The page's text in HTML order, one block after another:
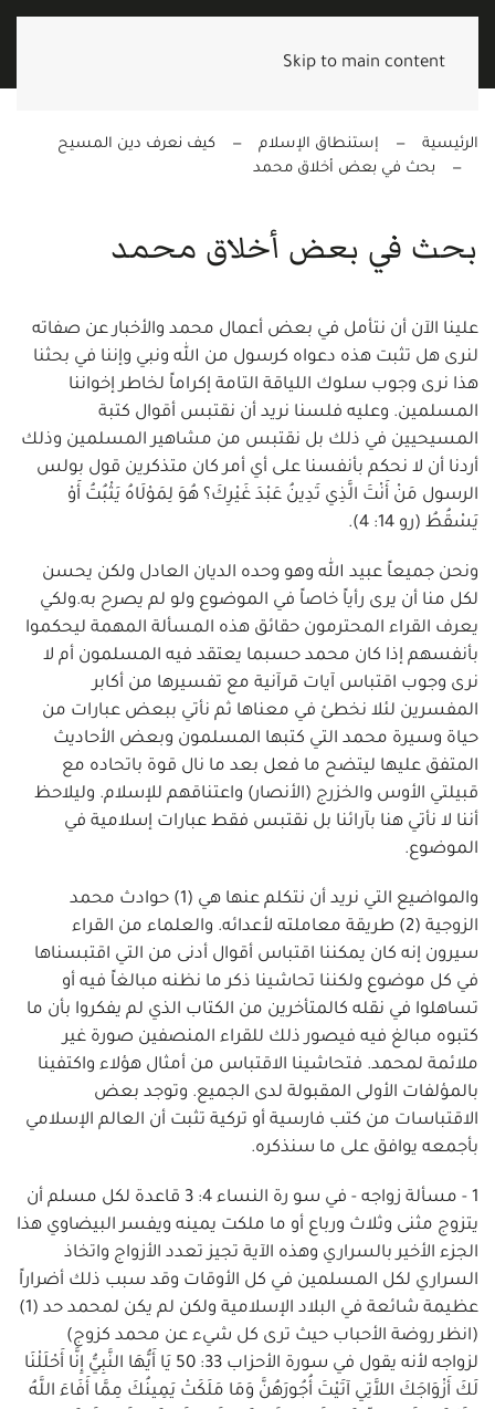
Skip to main content
الرئيسية إستنطاق الإسلام
كيف نعرف دين المسيح
بحث في بعض أخلاق محمد
بحث في بعض أخلاق محمد
علينا الآن أن نتأمل في بعض أعمال محمد والأخبار عن صفاته
لنرى هل تثبت هذه دعواه كرسول من الله ونبي وإننا في بحثنا
هذا نرى وجوب سلوك اللياقة التامة إكراماً لخاطر إخواننا
المسلمين. وعليه فلسنا نريد أن نقتبس أقوال كتبة
المسيحيين في ذلك بل نقتبس من مشاهير المسلمين وذلك
أردنا أن لا نحكم بأنفسنا على أي أمر كان متذكرين قول بولس
الرسول مَنْ أَنْتَ الَّذِي تَدِينُ عَبْدَ غَيْرِكَ؟ هُوَ لِمَوْلَاهُ يَثْبُتُ أَوْ
يَسْقُطُ (رو 14: 4).
ونحن جميعاً عبيد الله وهو وحده الديان العادل ولكن يحسن
لكل منا أن يرى رأياً خاصاً في الموضوع ولو لم يصرح به.ولكي
يعرف القراء المحترمون حقائق هذه المسألة المهمة ليحكموا
بأنفسهم إذا كان محمد حسبما يعتقد فيه المسلمون أم لا
نرى وجوب اقتباس آيات قرآنية مع تفسيرها من أكابر
المفسرين لئلا نخطئ في معناها ثم نأتي ببعض عبارات من
حياة وسيرة محمد التي كتبها المسلمون وبعض الأحاديث
المتفق عليها ليتضح ما فعل بعد ما نال قوة باتحاده مع
قبيلتي الأوس والخزرج (الأنصار) واعتناقهم للإسلام. وليلاحظ
أننا لا نأتي هنا بآرائنا بل نقتبس فقط عبارات إسلامية في
الموضوع.
والمواضيع التي نريد أن نتكلم عنها هي (1) حوادث محمد
الزوجية (2) طريقة معاملته لأعدائه. والعلماء من القراء
سيرون إنه كان يمكننا اقتباس أقوال أدنى من التي اقتبسناها
في كل موضوع ولكننا تحاشينا ذكر ما نظنه مبالغاً فيه أو
تساهلوا في نقله كالمتأخرين من الكتاب الذي لم يفكروا بأن ما
كتبوه مبالغ فيه فيصور ذلك للقراء المنصفين صورة غير
ملائمة لمحمد. فتحاشينا الاقتباس من أمثال هؤلاء واكتفينا
بالمؤلفات الأولى المقبولة لدى الجميع. وتوجد بعض
الاقتباسات من كتب فارسية أو تركية تثبت أن العالم الإسلامي
بأجمعه يوافق على ما سنذكره.
1 - مسألة زواجه - في سو رة النساء 4: 3 قاعدة لكل مسلم أن
يتزوج مثنى وثلاث ورباع أو ما ملكت يمينه ويفسر البيضاوي هذا
الجزء الأخير بالسراري وهذه الآية تجيز تعدد الأزواج واتخاذ
السراري لكل المسلمين في كل الأوقات وقد سبب ذلك أضراراً
عظيمة شائعة في البلاد الإسلامية ولكن لم يكن لمحمد حد (1)
(انظر روضة الأحباب حيث ترى كل شيء عن محمد كزوج)
لزواجه لأنه يقول في سورة الأحزاب 33: 50 يَا أَيُّهَا النَّبِيُّ إِنَّا أَحْلَلْنَا
لَكَ أَزْوَاجَكَ اللاَّتِي آتَيْتَ أُجُورَهُنَّ وَمَا مَلَكَتْ يَمِينُكَ مِمَّا أَفَاءَ اللَّهُ